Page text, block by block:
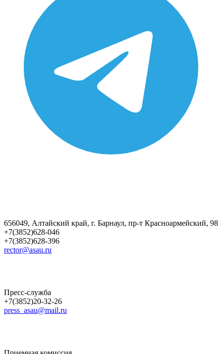
656049, Алтайский край, г. Барнаул, пр-т Красноармейский, 98
+7(3852)628-046
+7(3852)628-396
rector@asau.ru
Пресс-служба
+7(3852)20-32-26
press_asau@mail.ru